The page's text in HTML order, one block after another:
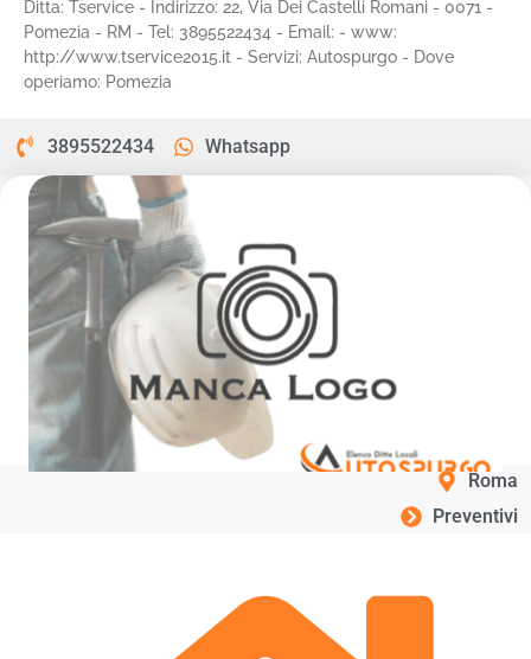
Ditta: Tservice - Indirizzo: 22, Via Dei Castelli Romani - 0071 -
Pomezia - RM - Tel: 3895522434 - Email: - www:
http://www.tservice2015.it - Servizi: Autospurgo - Dove
operiamo: Pomezia
3895522434 Whatsapp
Roma
Preventivi